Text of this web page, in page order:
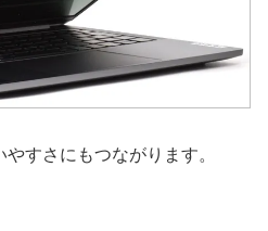
すさにもつながります。